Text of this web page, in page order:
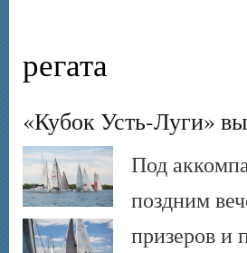
регата
«Кубок Усть-Луги»
Под
поздним
призеров и